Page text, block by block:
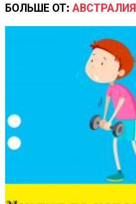
БОЛЬШЕ ОТ: АВСТРАЛИЯ